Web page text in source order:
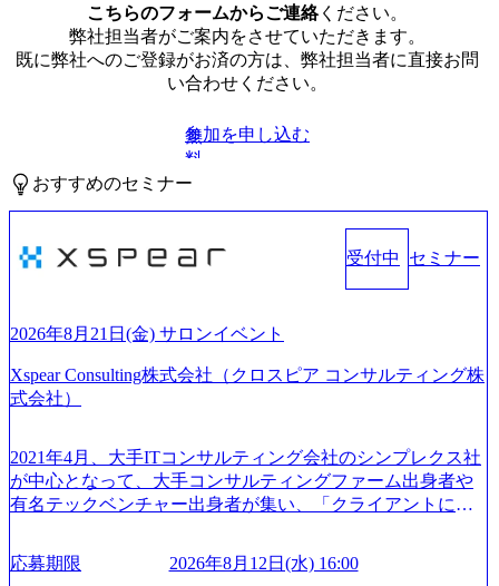
こちらのフォームからご連絡ください。
弊社担当者がご案内をさせていただきます。
既に弊社へのご登録がお済の方は、弊社担当者に直接お問
い合わせください。
無
料
参加を申し込む
おすすめのセミナー
受付中 セミナー
2026年8月21日(金) サロンイベント
Xspear Consulting株式会社（クロスピア コンサルティング株
式会社）
2021年4月、大手ITコンサルティング会社のシンプレクス社
が中心となって、大手コンサルティングファーム出身者や
有名テックベンチャー出身者が集い、「クライアントにと
い」という想いの下で立ち上げた新鋭ファーム テクノロジ
ーがビジネスの成功に大きな影響力を持つDX時代におい
応募期限
2026年8月12日(水) 16:00